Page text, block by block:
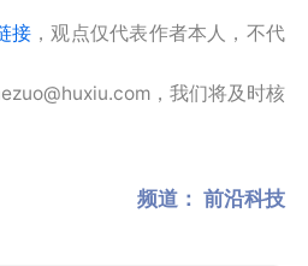
接 ，观点仅代表作者本人，不代
，我们将及时核
频道： 前沿科技